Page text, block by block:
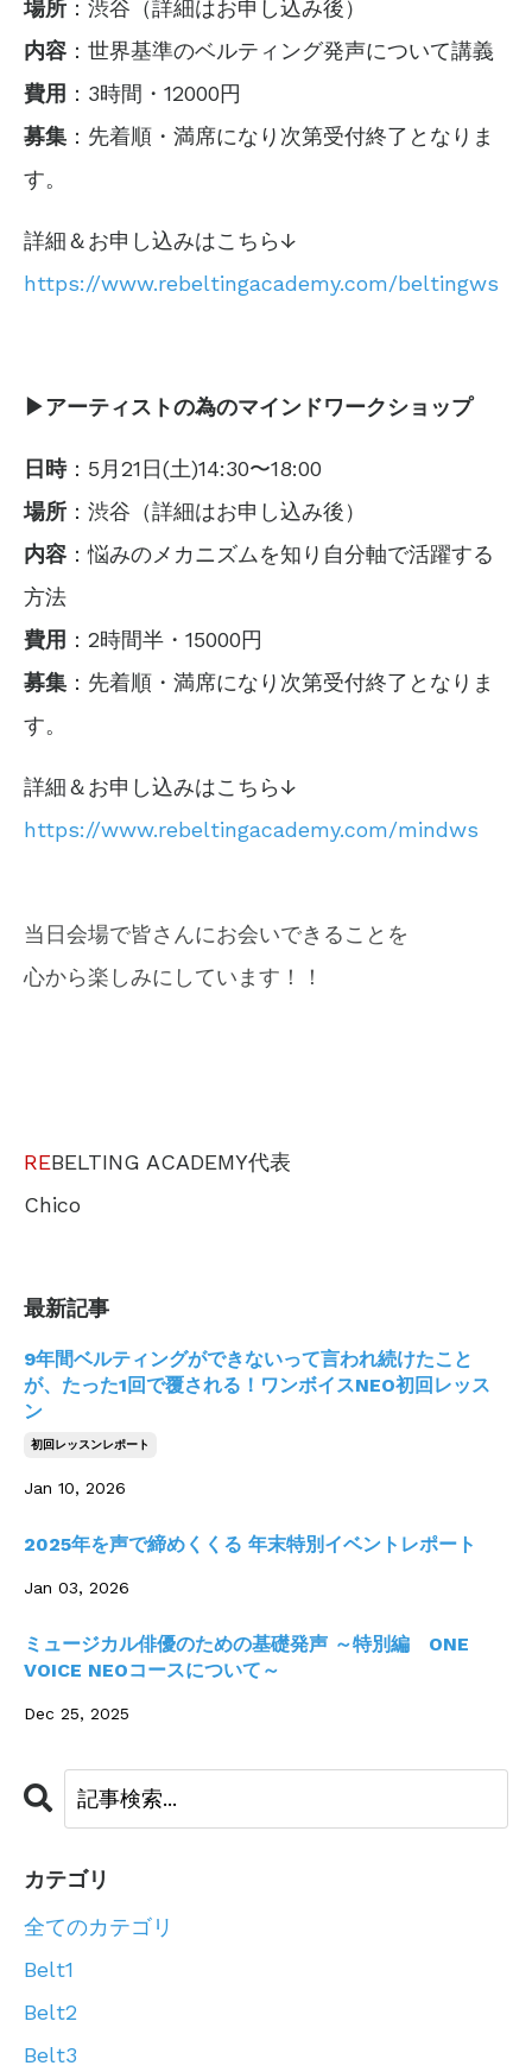
場所 ： 渋谷（詳細はお申し込み後）
内容 ：世界基準のベルティング発声について講義
費用 ：3時間・12000円
募集 ：先着順・満席になり次第受付終了となりま
す。
詳細＆お申し込みはこちら↓
https://www.rebeltingacademy.com/beltingws
▶︎アーティストの為のマインドワークショップ
日時：5月21日(土)14:30〜18:00
場所 ：渋谷（詳細はお申し込み後）
内容 ：悩みのメカニズムを知り自分軸で活躍する
方法
費用 ：2時間半・15000円
募集 ：先着順・満席になり次第受付終了となりま
す。
詳細＆お申し込みはこちら↓
https://www.rebeltingacademy.com/mindws
当日会場で皆さんにお会いできることを
心から楽しみにしています！！
REBELTING ACADEMY代表
Chico
最新記事
9年間ベルティングができないって言われ続けたこと
が、たった1回で覆される！ワンボイスNEO初回レッス
ン
初回レッスンレポート
Jan 10, 2026
2025年を声で締めくくる 年末特別イベントレポート
Jan 03, 2026
ミュージカル俳優のための基礎発声 ～特別編 ONE
VOICE NEOコースについて～
Dec 25, 2025
カテゴリ
全てのカテゴリ
Belt1
Belt2
Belt3